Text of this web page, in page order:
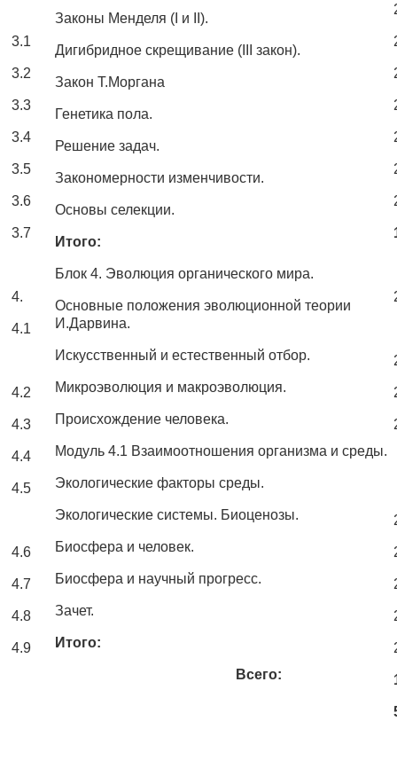
3.1
3.2
3.3
3.4
3.5
3.6
3.7
4.
4.1
4.2
4.3
4.4
4.5
4.6
4.7
4.8
4.9
Законы Менделя (I и II).
Дигибридное скрещивание (III закон).
Закон Т.Моргана
Генетика пола.
Решение задач.
Закономерности изменчивости.
Основы селекции.
Итого:
Блок 4. Эволюция органического мира.
Основные положения эволюционной теории
И.Дарвина.
Искусственный и естественный отбор.
Микроэволюция и макроэволюция.
Происхождение человека.
Модуль 4.1 Взаимоотношения организма и среды.
Экологические факторы среды.
Экологические системы. Биоценозы.
Биосфера и человек.
Биосфера и научный прогресс.
Зачет.
Итого:
Всего: